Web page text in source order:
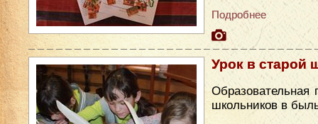
Подробнее
Урок в старой
школьников в